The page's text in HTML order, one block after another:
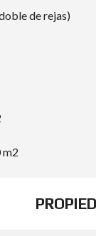
de rejas)
m2